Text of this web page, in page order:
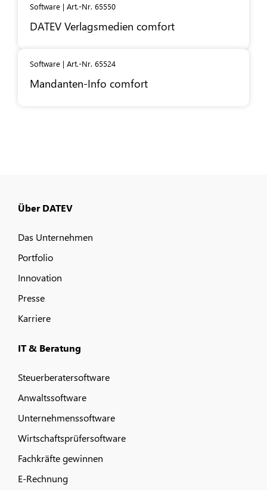
Software | Art.-Nr. 65550
DATEV Verlagsmedien comfort
Software | Art.-Nr. 65524
Mandanten-Info comfort
Über DATEV
Das Unternehmen
Portfolio
Innovation
Presse
Karriere
IT & Beratung
Steuerberatersoftware
Anwaltssoftware
Unternehmenssoftware
Wirtschaftsprüfersoftware
Fachkräfte gewinnen
E-Rechnung